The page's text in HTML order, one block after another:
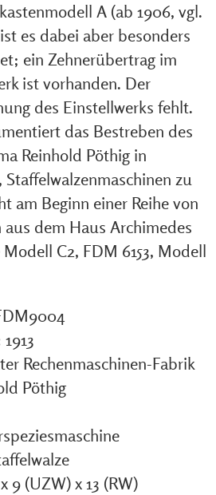
A (ab 1906, vgl.
es dabei aber besonders
ein Zehnerübertrag im
ist vorhanden. Der
des Einstellwerks fehlt.
das Bestreben des
Reinhold Pöthig in
zu
am Beginn einer Reihe von
dem Haus Archimedes
C2, FDM 6153, Modell
1913
Rechenmaschinen-Fabrik
Pöthig
9 (UZW) x 13 (RW)